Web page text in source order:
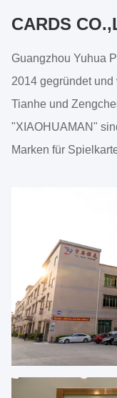
CARDS
Guangzhou Yuhua
2014 gegründet
Tianhe und
"XIAOHUAMAN"
Marken für